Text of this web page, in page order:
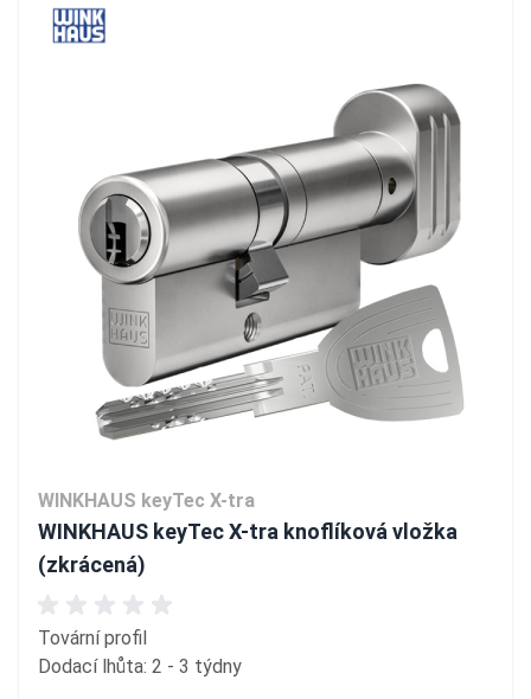
WINKHAUS keyTec X-tra
WINKHAUS keyTec X-tra knoflíková vložka
(zkrácená)
Tovární profil
Dodací lhůta: 2 - 3 týdny